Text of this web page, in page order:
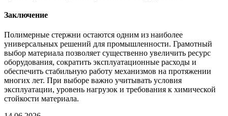
Заключение
Полимерные стержни остаются одним из наиболее
универсальных решений для промышленности. Грамотный
выбор материала позволяет существенно увеличить ресурс
оборудования, сократить эксплуатационные расходы и
обеспечить стабильную работу механизмов на протяжении
многих лет. При выборе важно учитывать условия
эксплуатации, уровень нагрузок и требования к химической
стойкости материала.